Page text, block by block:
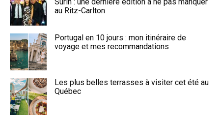
Surin : une dernière édition à ne pas manquer
au Ritz-Carlton
Portugal en 10 jours : mon itinéraire de
voyage et mes recommandations
Les plus belles terrasses à visiter cet été au
Québec